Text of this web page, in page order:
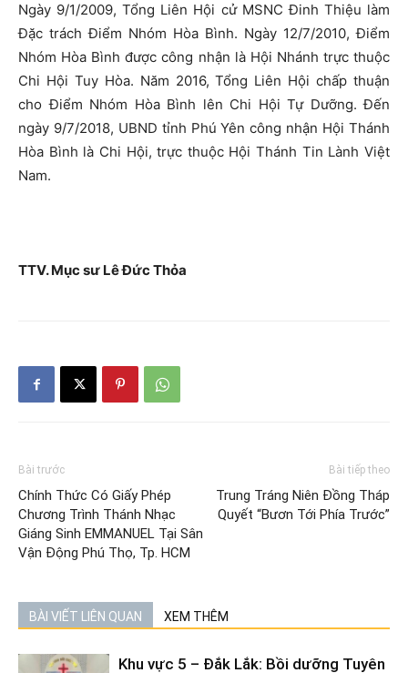
Ngày 9/1/2009, Tổng Liên Hội cử MSNC Đinh Thiệu làm
Đặc trách Điểm Nhóm Hòa Bình. Ngày 12/7/2010, Điểm
Nhóm Hòa Bình được công nhận là Hội Nhánh trực thuộc
Chi Hội Tuy Hòa. Năm 2016, Tổng Liên Hội chấp thuận
cho Điểm Nhóm Hòa Bình lên Chi Hội Tự Dưỡng. Đến
ngày 9/7/2018, UBND tỉnh Phú Yên công nhận Hội Thánh
Hòa Bình là Chi Hội, trực thuộc Hội Thánh Tin Lành Việt
Nam.
TTV. Mục sư Lê Đức Thỏa
Bài trước
Chính Thức Có Giấy Phép
Chương Trình Thánh Nhạc
Giáng Sinh EMMANUEL Tại Sân
Vận Động Phú Thọ, Tp. HCM
Bài tiếp theo
Trung Tráng Niên Đồng Tháp
Quyết “Bươn Tới Phía Trước”
BÀI VIẾT LIÊN QUAN XEM THÊM
Khu vực 5 – Đắk Lắk: Bồi dưỡng Tuyên